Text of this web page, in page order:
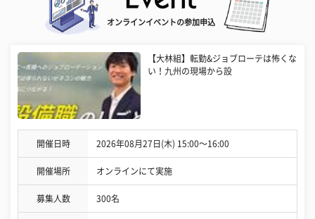
オンラインイベントの参加申込
【大林組】転勤&ジョブローテは怖くな
い！九州の現場から設
開催日時 2026年08月27日(木) 15:00〜16:00
開催場所 オンラインにて実施
募集人数 300名